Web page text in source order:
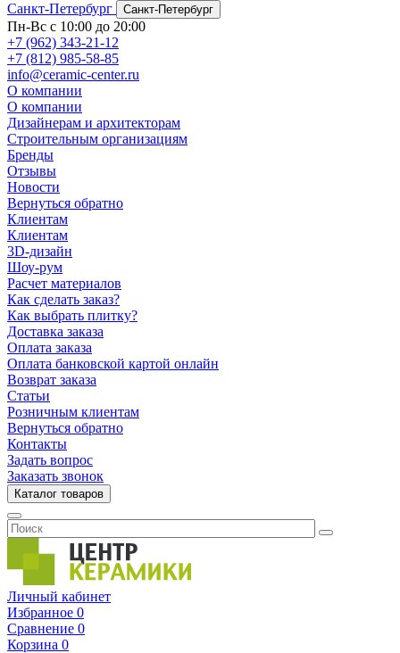
Санкт-Петербург
Санкт-Петербург
Пн-Вс с 10:00 до 20:00
+7 (962) 343-21-12
+7 (812) 985-58-85
info@ceramic-center.ru
О компании
О компании
Дизайнерам и архитекторам
Строительным организациям
Бренды
Отзывы
Новости
Вернуться обратно
Клиентам
Клиентам
3D-дизайн
Шоу-рум
Расчет материалов
Как сделать заказ?
Как выбрать плитку?
Доставка заказа
Оплата заказа
Оплата банковской картой онлайн
Возврат заказа
Статьи
Розничным клиентам
Вернуться обратно
Контакты
Задать вопрос
Заказать звонок
Каталог товаров
Личный кабинет
Избранное 0
Сравнение 0
Корзина 0